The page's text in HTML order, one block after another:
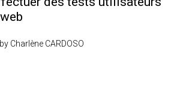
by Charlène CARDOSO